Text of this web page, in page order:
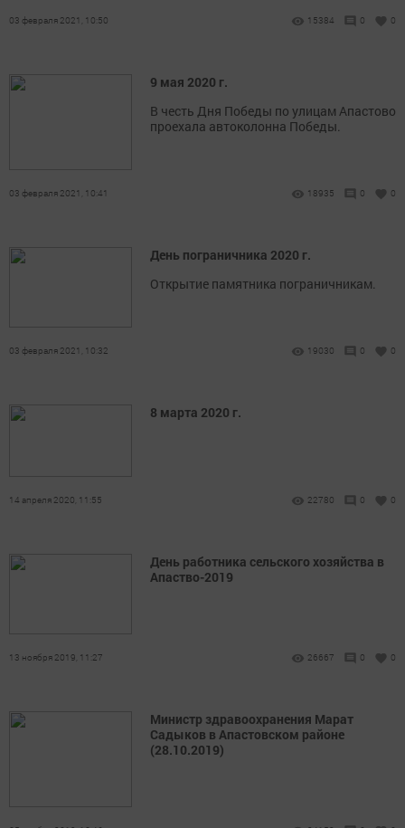
03 февраля 2021, 10:50 15384 0 0
9 мая 2020 г.
В честь Дня Победы по улицам Апастово
проехала автоколонна Победы.
03 февраля 2021, 10:41 18935 0 0
День пограничника 2020 г.
Открытие памятника пограничникам.
03 февраля 2021, 10:32 19030 0 0
8 марта 2020 г.
14 апреля 2020, 11:55 22780 0 0
День работника сельского хозяйства в
Апаство-2019
13 ноября 2019, 11:27 26667 0 0
Министр здравоохранения Марат
Садыков в Апастовском районе
(28.10.2019)